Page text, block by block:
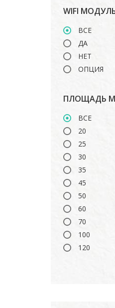
ROYAL
TOSHIBA
WIFI
ВСЕ
ДА
НЕТ
ОПЦИЯ
ПЛОЩАДЬ
ВСЕ
20
25
30
35
45
50
60
70
100
120